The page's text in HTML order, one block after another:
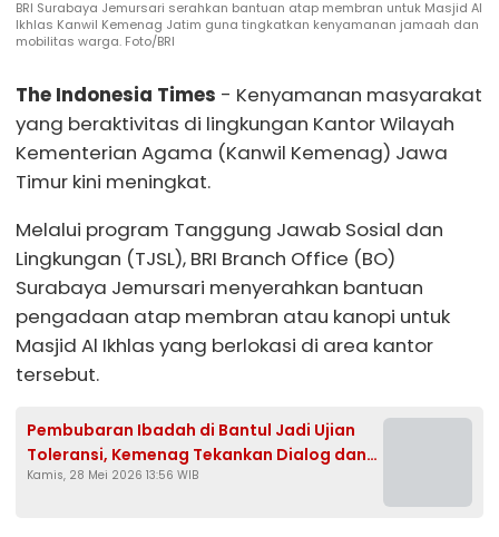
BRI Surabaya Jemursari serahkan bantuan atap membran untuk Masjid Al
Ikhlas Kanwil Kemenag Jatim guna tingkatkan kenyamanan jamaah dan
mobilitas warga. Foto/BRI
The Indonesia Times - Kenyamanan masyarakat
yang beraktivitas di lingkungan Kantor Wilayah
Kementerian Agama (Kanwil Kemenag) Jawa
Timur kini meningkat.
Melalui program Tanggung Jawab Sosial dan
Lingkungan (TJSL), BRI Branch Office (BO)
Surabaya Jemursari menyerahkan bantuan
pengadaan atap membran atau kanopi untuk
Masjid Al Ikhlas yang berlokasi di area kantor
tersebut.
Pembubaran Ibadah di Bantul Jadi Ujian
Toleransi, Kemenag Tekankan Dialog dan
Aturan
Kamis, 28 Mei 2026 13:56 WIB